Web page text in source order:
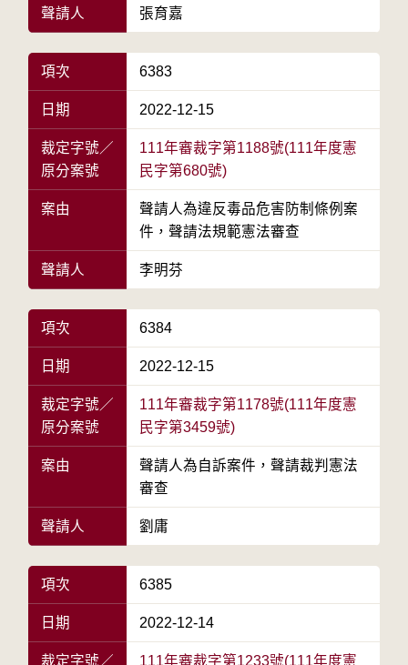
聲請人 張育嘉
項次 6383
日期 2022-12-15
裁定字號／
原分案號
111年審裁字第1188號(111年度憲
民字第680號)
案由
聲請人為違反毒品危害防制條例案
件，聲請法規範憲法審查
聲請人 李明芬
項次 6384
日期 2022-12-15
裁定字號／
原分案號
111年審裁字第1178號(111年度憲
民字第3459號)
案由
聲請人為自訴案件，聲請裁判憲法
審查
聲請人 劉庸
項次 6385
日期 2022-12-14
裁定字號／
111年審裁字第1233號(111年度憲